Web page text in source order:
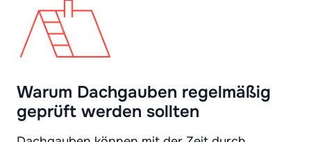
Warum Dachgauben regelmäßig
geprüft werden sollten